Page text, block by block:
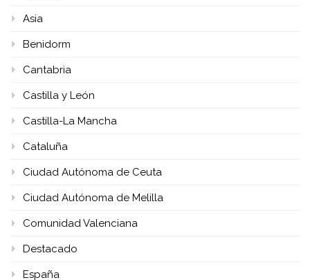
Asia
Benidorm
Cantabria
Castilla y León
Castilla-La Mancha
Cataluña
Ciudad Autónoma de Ceuta
Ciudad Autónoma de Melilla
Comunidad Valenciana
Destacado
España